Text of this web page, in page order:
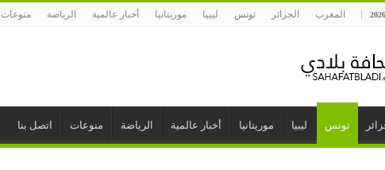
المغرب الجزائر تونس ليبيا موريتانيا أخبار عالمية الرياضة منوعات
تونس ليبيا موريتانيا أخبار عالمية الرياضة منوعات اتصل بنا